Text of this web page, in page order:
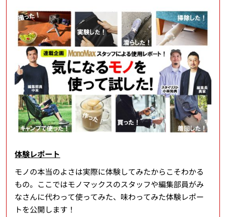
体験レポート
モノの本当のよさは実際に体験してみたからこそわかる
もの。ここではモノマックスのスタッフや編集部員がみ
なさんに代わって使ってみた、味わってみた体験レポー
トを公開します！